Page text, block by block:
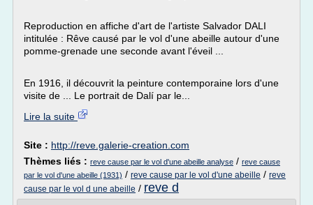
Reproduction en affiche d'art de l'artiste Salvador DALI
intitulée : Rêve causé par le vol d'une abeille autour d'une
pomme-grenade une seconde avant l'éveil ...
En 1916, il découvrit la peinture contemporaine lors d'une
visite de ... Le portrait de Dalí par le...
Lire la suite
Site : http://reve.galerie-creation.com
Thèmes liés : reve cause par le vol d'une abeille analyse / reve cause
par le vol d'une abeille (1931) / reve cause par le vol d'une abeille / reve
cause par le vol d une abeille / reve d